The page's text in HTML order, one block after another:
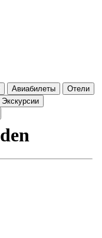
Авиабилеты
Отели
Экскурсии